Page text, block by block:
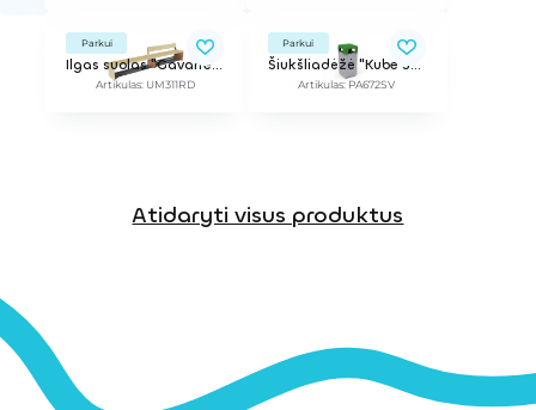
Parkui
Ilgas suolas "Gavarres"
Artikulas: UM311RD
Parkui
Šiukšliadėžė "Kube Selectif", žalia
Artikulas: PA672SV
Atidaryti visus produktus